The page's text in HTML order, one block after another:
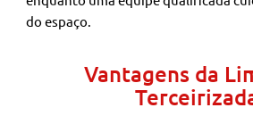
do espaço.
Vantagens da